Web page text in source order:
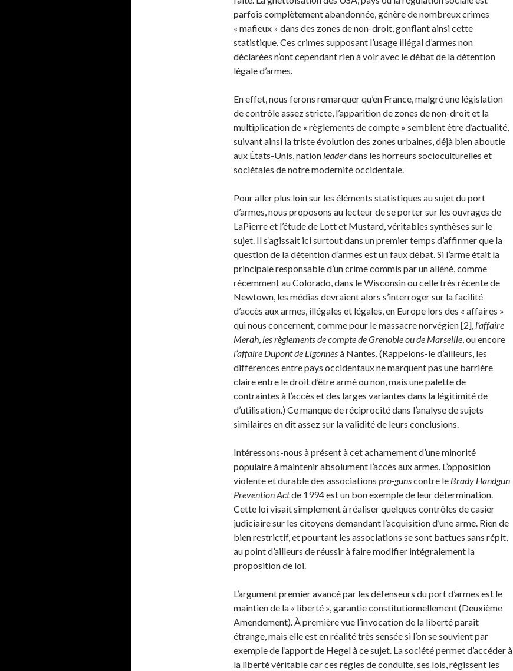
parfois complètement abandonnée, génère de nombreux crimes
« mafieux » dans des zones de non-droit, gonflant ainsi cette
statistique. Ces crimes supposant l’usage illégal d’armes non
déclarées n’ont cependant rien à voir avec le débat de la détention
légale d’armes.
En effet, nous ferons remarquer qu’en France, malgré une législation
de contrôle assez stricte, l’apparition de zones de non-droit et la
multiplication de « règlements de compte » semblent être d’actualité,
suivant ainsi la triste évolution des zones urbaines, déjà bien aboutie
aux États-Unis, nation leaderdans les horreurs socioculturelles et
sociétales de notre modernité occidentale.
Pour aller plus loin sur les éléments statistiques au sujet du port
d’armes, nous proposons au lecteur de se porter sur les ouvrages de
LaPierre et l’étude de Lott et Mustard, véritables synthèses sur le
sujet. Il s’agissait ici surtout dans un premier temps d’affirmer que la
question de la détention d’armes est un faux débat. Si l’arme était la
principale responsable d’un crime commis par un aliéné, comme
récemment au Colorado, dans le Wisconsin ou celle trés récente de
Newtown, les médias devraient alors s’interroger sur la facilité
d’accès aux armes, illégales et légales, en Europe lors des « affaires »
qui nous concernent, comme pour le massacre norvégien [2], l’affaire
Merah, les règlements de compte de Grenoble ou de Marseille, ou encore
l’affaire Dupont de Ligonnèsà Nantes. (Rappelons-le d’ailleurs, les
différences entre pays occidentaux ne marquent pas une barrière
claire entre le droit d’être armé ou non, mais une palette de
contraintes à l’accès et des larges variantes dans la légitimité de
d’utilisation.) Ce manque de réciprocité dans l’analyse de sujets
similaires en dit assez sur la validité de leurs conclusions.
Intéressons-nous à présent à cet acharnement d’une minorité
populaire à maintenir absolument l’accès aux armes. L’opposition
violente et durable des associations pro-gunscontre le Brady Handgun
Prevention Actde 1994 est un bon exemple de leur détermination.
Cette loi visait simplement à réaliser quelques contrôles de casier
judiciaire sur les citoyens demandant l’acquisition d’une arme. Rien de
bien restrictif, et pourtant les associations se sont battues sans répit,
au point d’ailleurs de réussir à faire modifier intégralement la
proposition de loi.
L’argument premier avancé par les défenseurs du port d’armes est le
maintien de la « liberté », garantie constitutionnellement (Deuxième
Amendement). À première vue l’invocation de la liberté paraît
étrange, mais elle est en réalité très sensée si l’on se souvient par
exemple de l’apport de Hegel à ce sujet. La société permet d’accéder à
la liberté véritable car ces règles de conduite, ses lois, régissent les